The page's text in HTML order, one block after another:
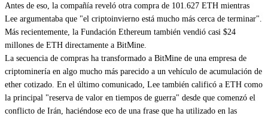
Antes de eso, la compañía reveló otra compra de 101.627 ETH mientras
Lee argumentaba que "el criptoinvierno está mucho más cerca de terminar".
Más recientemente, la Fundación Ethereum también vendió casi $24
millones de ETH directamente a BitMine.
La secuencia de compras ha transformado a BitMine de una empresa de
criptominería en algo mucho más parecido a un vehículo de acumulación de
ether cotizado. En el último comunicado, Lee también calificó a ETH como
la principal "reserva de valor en tiempos de guerra" desde que comenzó el
conflicto de Irán, haciéndose eco de una frase que ha utilizado en las